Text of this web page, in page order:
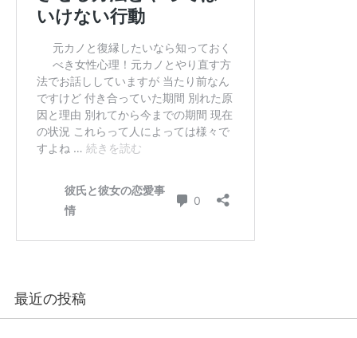
最近の投稿